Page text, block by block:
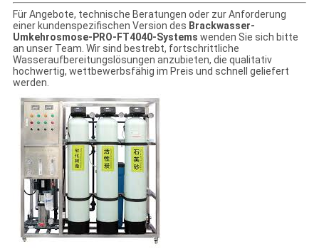
Für Angebote, technische Beratungen oder zur Anforderung
einer kundenspezifischen Version des Brackwasser-
Umkehrosmose-PRO-FT4040-Systems wenden Sie sich bitte
an unser Team. Wir sind bestrebt, fortschrittliche
Wasseraufbereitungslösungen anzubieten, die qualitativ
hochwertig, wettbewerbsfähig im Preis und schnell geliefert
werden.